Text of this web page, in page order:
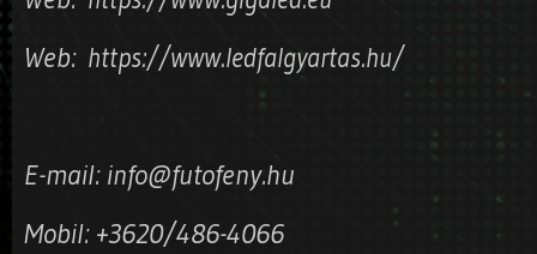
Web: https://www.ledfalgyartas.hu/
E-mail: info@futofeny.hu
Mobil: +3620/486-4066